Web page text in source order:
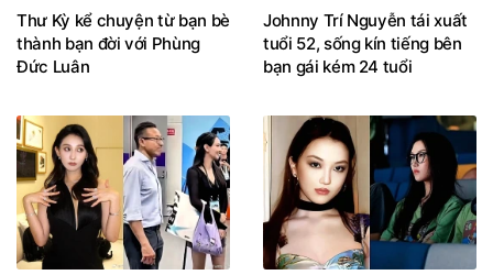
Thư Kỳ kể chuyện từ bạn bè
thành bạn đời với Phùng
Đức Luân
Johnny Trí Nguyễn tái xuất
tuổi 52, sống kín tiếng bên
bạn gái kém 24 tuổi